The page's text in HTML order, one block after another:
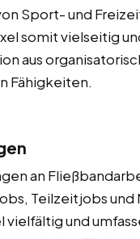
Sport- und
somit vielseitig
aus
Fähigkeiten.
an
Teilzeitjobs und
vielfältig und